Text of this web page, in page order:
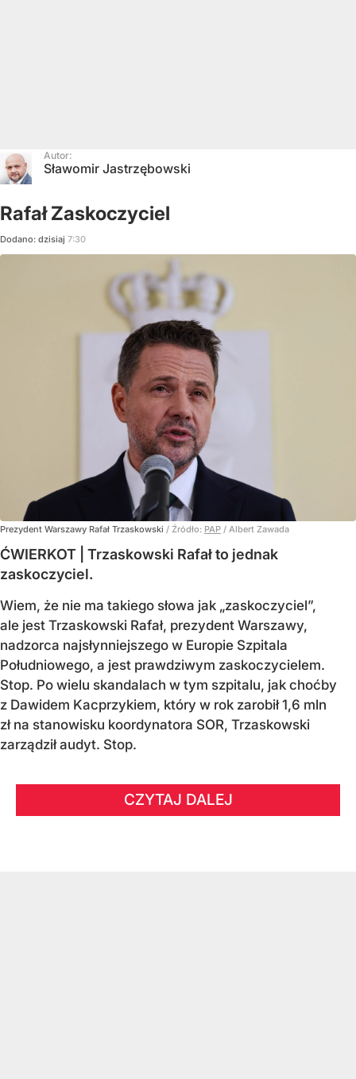
Autor:
Sławomir Jastrzębowski
Rafał Zaskoczyciel
Dodano: dzisiaj 7:30
Prezydent Warszawy Rafał Trzaskowski / Źródło: PAP / Albert Zawada
ĆWIERKOT | Trzaskowski Rafał to jednak
zaskoczyciel.
Wiem, że nie ma takiego słowa jak „zaskoczyciel”,
ale jest Trzaskowski Rafał, prezydent Warszawy,
nadzorca najsłynniejszego w Europie Szpitala
Południowego, a jest prawdziwym zaskoczycielem.
Stop. Po wielu skandalach w tym szpitalu, jak choćby
z Dawidem Kacprzykiem, który w rok zarobił 1,6 mln
zł na stanowisku koordynatora SOR, Trzaskowski
zarządził audyt. Stop.
CZYTAJ DALEJ